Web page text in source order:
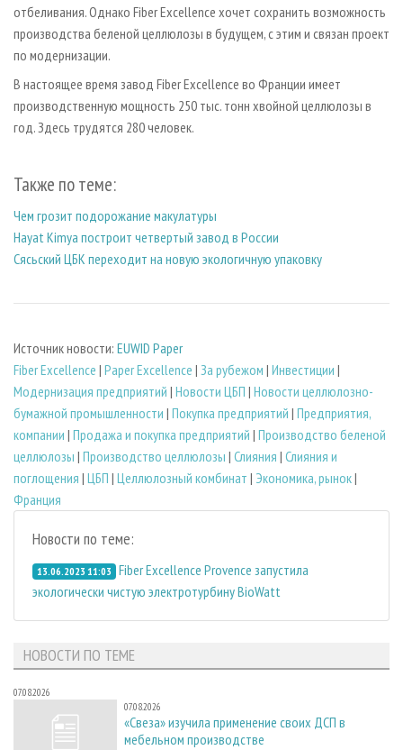
отбеливания. Однако Fiber Excellence хочет сохранить возможность
производства беленой целлюлозы в будущем, с этим и связан проект
по модернизации.
В настоящее время завод Fiber Excellence во Франции имеет
производственную мощность 250 тыс. тонн хвойной целлюлозы в
год. Здесь трудятся 280 человек.
Также по теме:
Чем грозит подорожание макулатуры
Hayat Kimya построит четвертый завод в России
Сясьский ЦБК переходит на новую экологичную упаковку
Источник новости: EUWID Paper
Fiber Excellence | Paper Excellence | За рубежом | Инвестиции |
Модернизация предприятий | Новости ЦБП | Новости целлюлозно-
бумажной промышленности | Покупка предприятий | Предприятия,
компании | Продажа и покупка предприятий | Производство беленой
целлюлозы | Производство целлюлозы | Слияния | Слияния и
поглощения | ЦБП | Целлюлозный комбинат | Экономика, рынок|
Франция
Новости по теме:
13.06.2023 11:03 Fiber Excellence Provence запустила
экологически чистую электротурбину BioWatt
НОВОСТИ ПО ТЕМЕ
07.08.2026
07.08.2026
«Свеза» изучила применение своих ДСП в
мебельном производстве